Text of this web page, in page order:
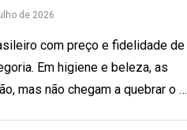
de 2026
com preço e fidelidade de
Em higiene e beleza, as
mas não chegam a quebrar o …